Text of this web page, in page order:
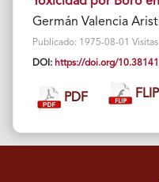
Germán Valencia
Publicado: 1975-08-01
DOI: https://doi.org/
PDF FLIP